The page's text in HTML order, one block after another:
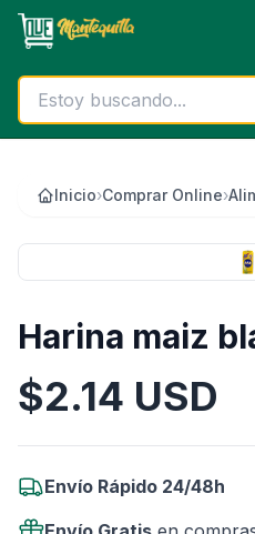
Saltar al contenido principal
Inicio›Comprar Online›
Harina maiz
Información del Producto
$2.14 USD
Envío Rápido 24/48h